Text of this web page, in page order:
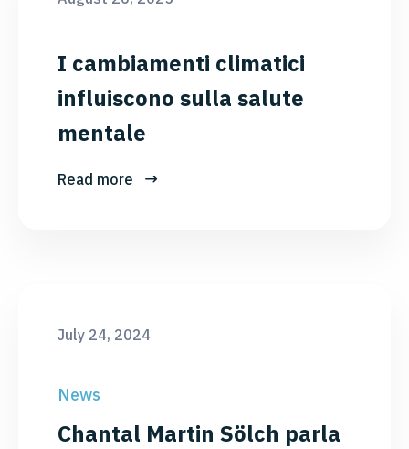
I cambiamenti climatici
influiscono sulla salute
mentale
Read more
July 24, 2024
News
Chantal Martin Sölch parla